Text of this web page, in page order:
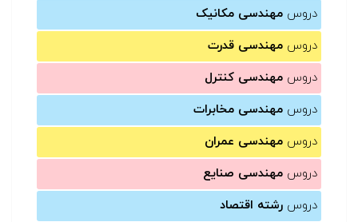
دروس مهندسی مکانیک
دروس مهندسی قدرت
دروس مهندسی کنترل
دروس مهندسی مخابرات
دروس مهندسی عمران
دروس مهندسی صنایع
دروس رشته اقتصاد